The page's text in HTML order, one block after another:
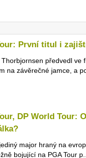
První titul i
Thorbjornsen předvedl ve
na závěrečné jamce, a
DP World Tour:
major hraný na
bojující na PGA Tour